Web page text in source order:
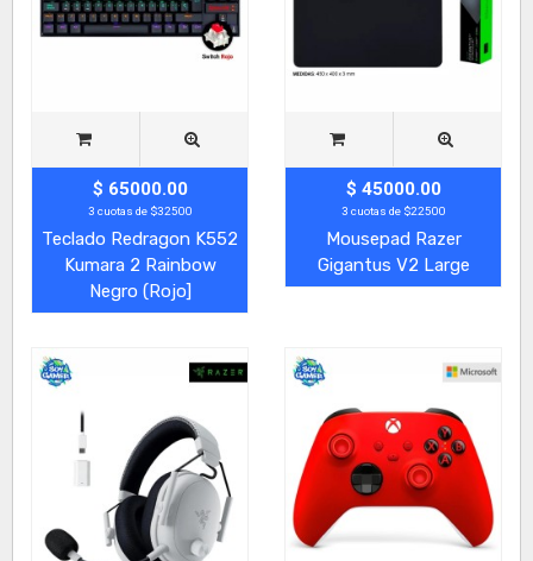
$ 65000.00
3 cuotas de $32500
Teclado Redragon K552
Kumara 2 Rainbow
Negro (Rojo]
$ 45000.00
3 cuotas de $22500
Mousepad Razer
Gigantus V2 Large